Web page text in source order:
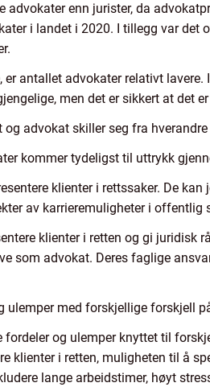
advokater enn jurister, da
i landet i 2020. I tillegg var
er antallet advokater relativt
men det er sikkert at det
advokat skiller seg fra hverandre
kommer tydeligst til uttrykk
klienter i rettssaker. De
av karrieremuligheter i offentlig
klienter i retten og gi juridisk
som advokat. Deres faglige
ulemper med forskjellige forskjell
og ulemper knyttet til
klienter i retten, muligheten til å
lange arbeidstimer, høyt